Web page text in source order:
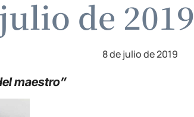
de 2019
8 de julio de 2019
maestro”